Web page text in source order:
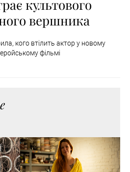
культового
вершника
кого втілить актор у новому
фільмі